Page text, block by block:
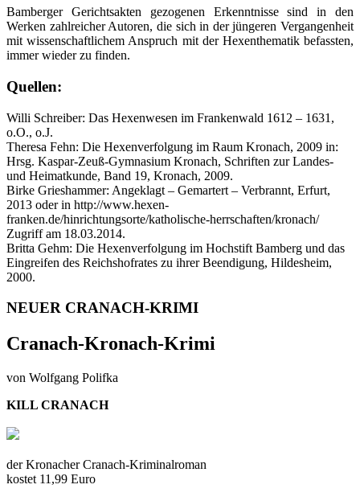
Bamberger Gerichtsakten gezogenen Erkenntnisse sind in den
Werken zahlreicher Autoren, die sich in der jüngeren Vergangenheit
mit wissenschaftlichem Anspruch mit der Hexenthematik befassten,
immer wieder zu finden.
Quellen:
Willi Schreiber: Das Hexenwesen im Frankenwald 1612 – 1631,
o.O., o.J.
Theresa Fehn: Die Hexenverfolgung im Raum Kronach, 2009 in:
Hrsg. Kaspar-Zeuß-Gymnasium Kronach, Schriften zur Landes-
und Heimatkunde, Band 19, Kronach, 2009.
Birke Grieshammer: Angeklagt – Gemartert – Verbrannt, Erfurt,
2013 oder in http://www.hexen-
franken.de/hinrichtungsorte/katholische-herrschaften/kronach/
Zugriff am 18.03.2014.
Britta Gehm: Die Hexenverfolgung im Hochstift Bamberg und das
Eingreifen des Reichshofrates zu ihrer Beendigung, Hildesheim,
2000.
NEUER CRANACH-KRIMI
Cranach-Kronach-Krimi
von Wolfgang Polifka
KILL CRANACH
der Kronacher Cranach-Kriminalroman
kostet 11,99 Euro